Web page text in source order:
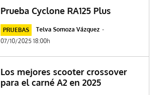
Prueba Cyclone RA125 Plus
PRUEBAS Telva Somoza Vázquez -
07/10/2025 18:00h
Los mejores scooter crossover
para el carné A2 en 2025